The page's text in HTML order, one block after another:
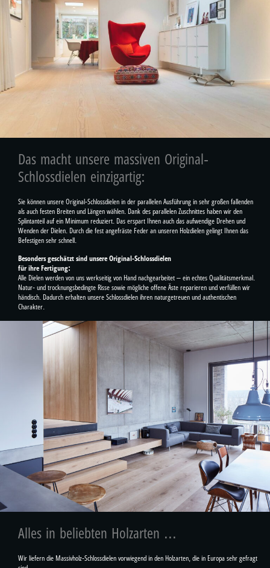
Das macht unsere massiven Original-
Schlossdielen einzigartig:
Sie können unsere Original-Schlossdielen in der parallelen Ausführung in sehr großen fallenden
als auch festen Breiten und Längen wählen. Dank des parallelen Zuschnittes haben wir den
Splintanteil auf ein Minimum reduziert. Das erspart Ihnen auch das aufwendige Drehen und
Wenden der Dielen. Durch die fest angefräste Feder an unseren Holzdielen gelingt Ihnen das
Befestigen sehr schnell.
Besonders geschätzt sind unsere Original-Schlossdielen
für ihre Fertigung:
Alle Dielen werden von uns werkseitig von Hand nachgearbeitet – ein echtes Qualitätsmerkmal.
Natur- und trocknungsbedingte Risse sowie mögliche offene Äste reparieren und verfüllen wir
händisch. Dadurch erhalten unsere Schlossdielen ihren naturgetreuen und authentischen
Charakter.
Alles in beliebten Holzarten ...
Wir liefern die Massivholz-Schlossdielen vorwiegend in den Holzarten, die in Europa sehr gefragt